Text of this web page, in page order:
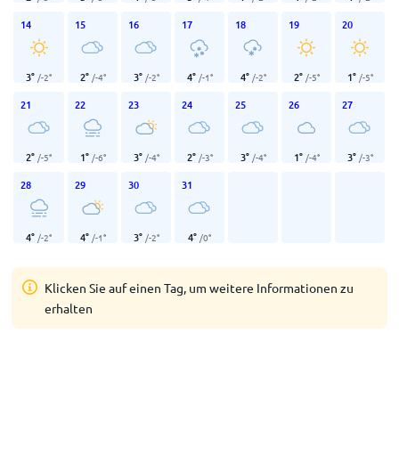
14
3° /-2°
15
2° /-4°
16
3° /-2°
17
4° /-1°
18
4° /-2°
19
2° /-5°
20
1° /-5°
21
2° /-5°
22
1° /-6°
23
3° /-4°
24
2° /-3°
25
3° /-4°
26
1° /-4°
27
3° /-3°
28
4° /-2°
29
4° /-1°
30
3° /-2°
31
4° /0°
Klicken Sie auf einen Tag, um weitere Informationen zu
erhalten